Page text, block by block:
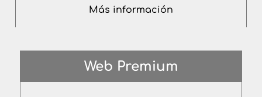
Más información
Web Premium